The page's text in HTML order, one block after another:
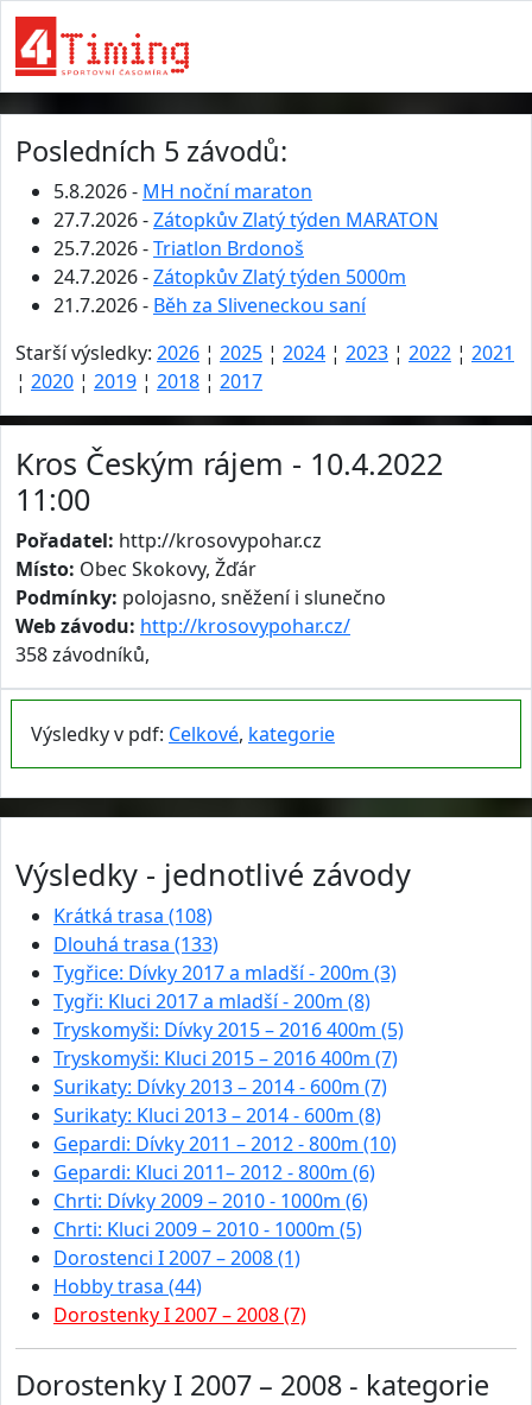
Posledních 5 závodů:
5.8.2026 - MH noční maraton
27.7.2026 -Zátopkův Zlatý týden MARATON
25.7.2026 -Triatlon Brdonoš
24.7.2026 -Zátopkův Zlatý týden 5000m
21.7.2026 - Běh za Sliveneckou saní
Starší výsledky: 2026 ¦ 2025 ¦ 2024 ¦ 2023 ¦ 2022 ¦ 2021
¦ 2020 ¦ 2019 ¦ 2018 ¦ 2017
Kros Českým rájem - 10.4.2022
11:00
Pořadatel: http://krosovypohar.cz
Místo: Obec Skokovy, Žďár
Podmínky: polojasno, sněžení i slunečno
Web závodu: http://krosovypohar.cz/
358 závodníků,
Výsledky v pdf: Celkové, kategorie
Výsledky - jednotlivé závody
Krátká trasa (108)
Dlouhá trasa (133)
Tygřice: Dívky 2017 a mladší - 200m (3)
Tygři: Kluci 2017 a mladší - 200m (8)
Tryskomyši: Dívky 2015 – 2016 400m (5)
Tryskomyši: Kluci 2015 – 2016 400m (7)
Surikaty: Dívky 2013 – 2014 - 600m (7)
Surikaty: Kluci 2013 – 2014 - 600m (8)
Gepardi: Dívky 2011 – 2012 - 800m (10)
Gepardi: Kluci 2011– 2012 - 800m (6)
Chrti: Dívky 2009 – 2010 - 1000m (6)
Chrti: Kluci 2009 – 2010 - 1000m (5)
Dorostenci I 2007 – 2008 (1)
Hobby trasa (44)
Dorostenky I 2007 – 2008 (7)
Dorostenky I 2007 – 2008 - kategorie